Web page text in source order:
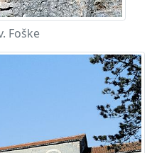
Foške